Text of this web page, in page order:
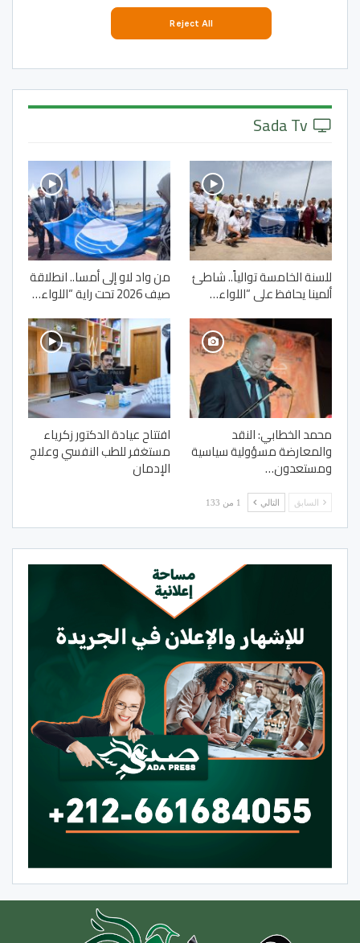
للسنة الخامسة توالياً.. شاطئ
ألمينا يحافظ على “اللواء…
من واد لاو إلى أمسا.. انطلاقة
صيف 2026 تحت راية “اللواء…
محمد الخطابي: النقد
والمعارضة مسؤولية سياسية
ومستعدون…
افتتاح عيادة الدكتور زكرياء
مستغفر للطب النفسي وعلاج
الإدمان
السابق التالي 1 من 133